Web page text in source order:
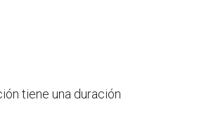
tiene una duración